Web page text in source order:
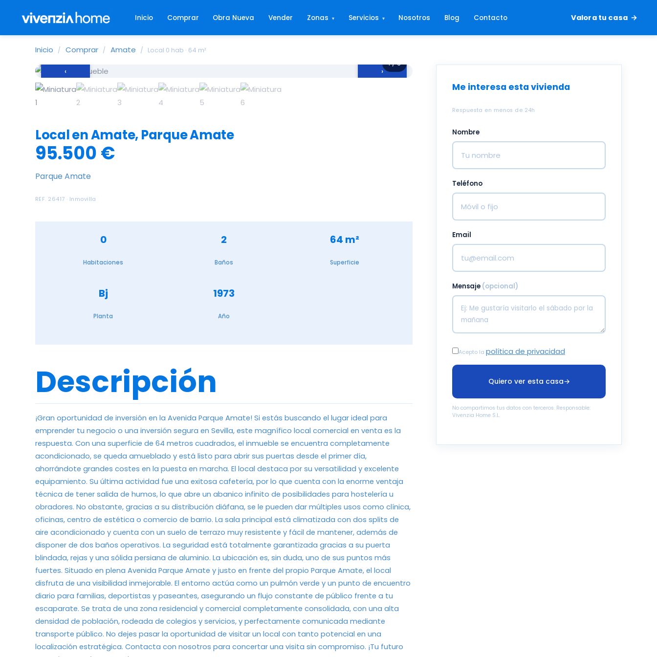
Inicio Comprar Obra Nueva Vender Zonas ▾ Servicios ▾ Nosotros Blog Contacto Valora tu casa
Inicio / Comprar / Amate / Local 0 hab · 64 m²
‹ ›
1 / 6
Local en Amate, Parque Amate
95.500 €
Parque Amate
REF. 26417 · Inmovilla
0
Habitaciones
2
Baños
64 m²
Superficie
Bj
Planta
1973
Año
Descripción
¡Gran oportunidad de inversión en la Avenida Parque Amate! Si estás buscando el lugar ideal para
emprender tu negocio o una inversión segura en Sevilla, este magnífico local comercial en venta es la
respuesta. Con una superficie de 64 metros cuadrados, el inmueble se encuentra completamente
acondicionado, se queda amueblado y está listo para abrir sus puertas desde el primer día,
ahorrándote grandes costes en la puesta en marcha. El local destaca por su versatilidad y excelente
equipamiento. Su última actividad fue una exitosa cafetería, por lo que cuenta con la enorme ventaja
técnica de tener salida de humos, lo que abre un abanico infinito de posibilidades para hostelería u
obradores. No obstante, gracias a su distribución diáfana, se le pueden dar múltiples usos como clínica,
oficinas, centro de estética o comercio de barrio. La sala principal está climatizada con dos splits de
aire acondicionado y cuenta con un suelo de terrazo muy resistente y fácil de mantener, además de
disponer de dos baños operativos. La seguridad está totalmente garantizada gracias a su puerta
blindada, rejas y una sólida persiana de aluminio. La ubicación es, sin duda, uno de sus puntos más
fuertes. Situado en plena Avenida Parque Amate y justo en frente del propio Parque Amate, el local
disfruta de una visibilidad inmejorable. El entorno actúa como un pulmón verde y un punto de encuentro
diario para familias, deportistas y paseantes, asegurando un flujo constante de público frente a tu
escaparate. Se trata de una zona residencial y comercial completamente consolidada, con una alta
densidad de población, rodeada de colegios y servicios, y perfectamente comunicada mediante
transporte público. No dejes pasar la oportunidad de visitar un local con tanto potencial en una
localización estratégica. Contacta con nosotros para concertar una visita sin compromiso. ¡Tu futuro
Me interesa esta vivienda
Respuesta en menos de 24h
Nombre
Teléfono
Email
Mensaje (opcional)
Acepto la política de privacidad
Quiero ver esta casa→
No compartimos tus datos con terceros. Responsable:
Vivenzia Home S.L.